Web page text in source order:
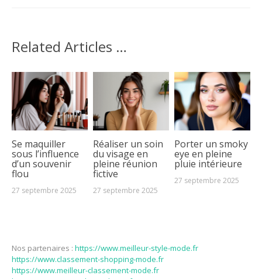
Related Articles …
Se maquiller
sous l’influence
d’un souvenir
flou
27 septembre 2025
Réaliser un soin
du visage en
pleine réunion
fictive
27 septembre 2025
Porter un smoky
eye en pleine
pluie intérieure
27 septembre 2025
Nos partenaires : https://www.meilleur-style-mode.fr
https://www.classement-shopping-mode.fr
https://www.meilleur-classement-mode.fr